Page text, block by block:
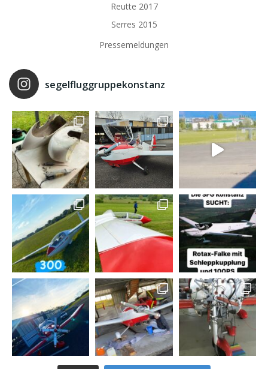
Reutte 2017
Serres 2015
Pressemeldungen
segelfluggruppekonstanz